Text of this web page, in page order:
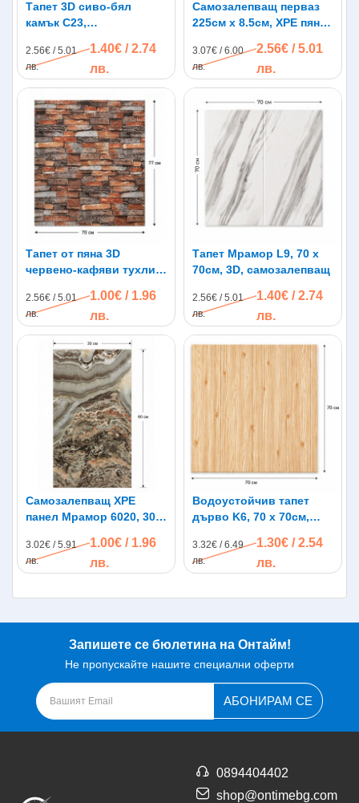
Тапет 3D сиво-бял
камък C23,
77см
2.56€ / 5.01
лв.
1.40€ / 2.74
лв.
Самозалепващ перваз
225см х 8.5см, XPE пяна,
3.07€ / 6.00
лв.
2.56€ / 5.01
лв.
Тапет от пяна 3D
червено-кафяви тухли
77см
2.56€ / 5.01
лв.
1.00€ / 1.96
лв.
Тапет Мрамор L9, 70 х
70см, 3D, самозалепващ
2.56€ / 5.01
лв.
1.40€ / 2.74
лв.
Самозалепващ XPE
панел Мрамор 6020, 30 х
3.02€ / 5.91
лв.
1.00€ / 1.96
лв.
Водоустойчив тапет
дърво K6, 70 х 70см,
3.32€ / 6.49
лв.
1.30€ / 2.54
лв.
Запишете се бюлетина на Онтайм!
Не пропускайте нашите специални оферти
АБОНИРАМ СЕ
0894404402
shop@ontimebg.com